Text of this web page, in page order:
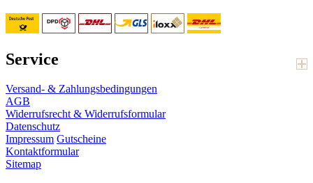
Service
Versand- & Zahlungsbedingungen
AGB
Widerrufsrecht & Widerrufsformular
Datenschutz
Impressum Gutscheine
Kontaktformular
Sitemap